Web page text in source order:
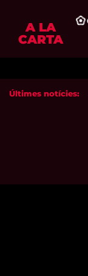
A LA
CARTA
Últimes notícies: